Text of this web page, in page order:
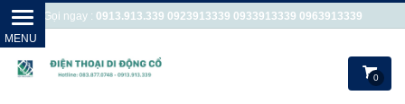
Gọi ngay : 0913.913.339 0923913339 0933913339 0963913339
0